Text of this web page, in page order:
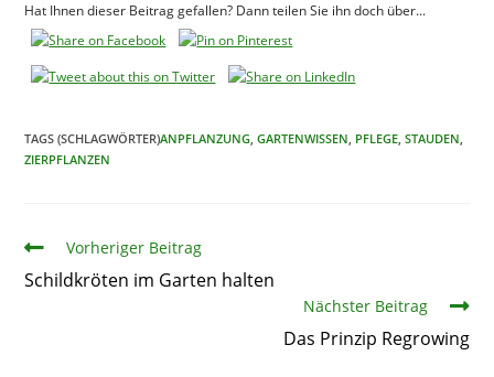
Hat Ihnen dieser Beitrag gefallen? Dann teilen Sie ihn doch über...
TAGS (SCHLAGWÖRTER)ANPFLANZUNG, GARTENWISSEN, PFLEGE, STAUDEN,
ZIERPFLANZEN
ArtikelVorheriger Beitrag
Schildkröten im Garten halten
Nächster Beitrag
Das Prinzip Regrowing